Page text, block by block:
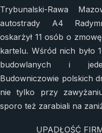
Trybunalski-Rawa
autostrady A4
oskarżył 11 osób o
kartelu. Wśród nich było
budowlanych i
Budowniczowie polskich
nie tylko przy
sporo też zarabiali na
UPADŁOŚĆ